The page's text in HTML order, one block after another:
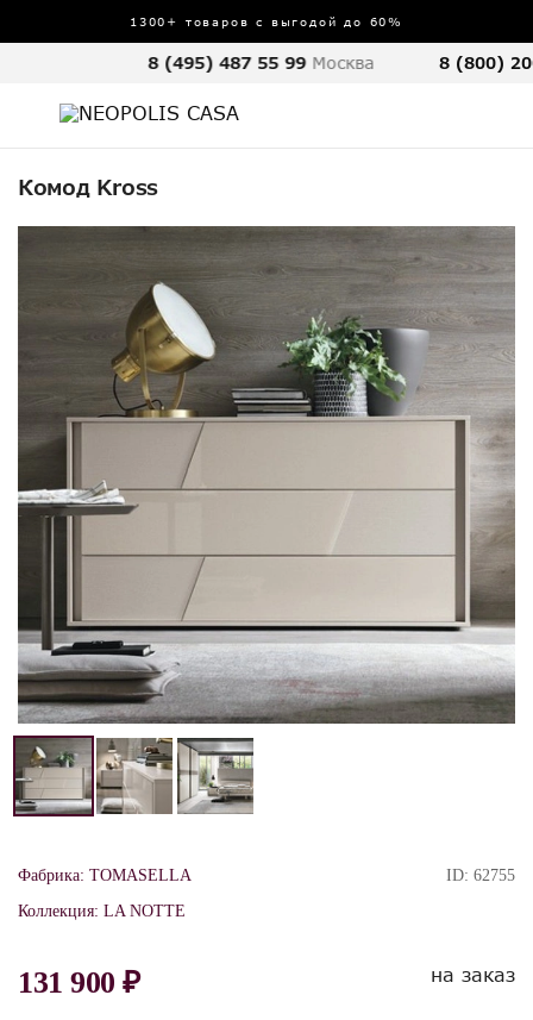
1300+ товаров с выгодой до 60%
8 (495) 487 55 99 Москва 8 (800)
Комод Kross
Фабрика: TOMASELLA
Коллекция: LA NOTTE
ID: 62755
131 900 ₽ на заказ